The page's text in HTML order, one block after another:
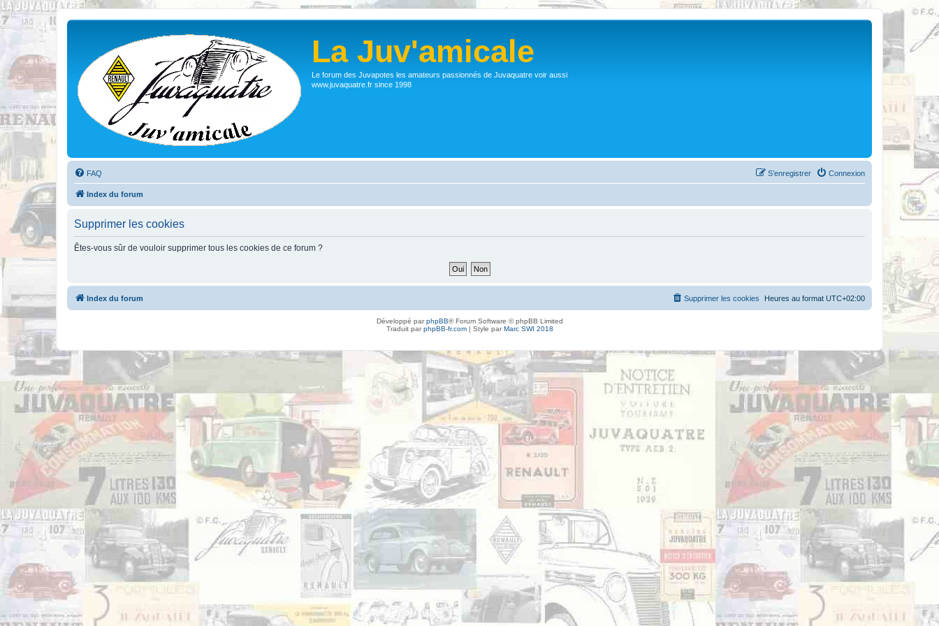
La Juv'amicale
Le forum des Juvapotes les amateurs passionnés de Juvaquatre voir aussi
www.juvaquatre.fr since 1998
FAQ Connexion
S’enregistrer
Index du forum
Supprimer les cookies
Êtes-vous sûr de vouloir supprimer tous les cookies de ce forum ?
Index du forum Heures au format UTC+02:00
Supprimer les cookies
Développé parphpBB® Forum Software © phpBB Limited
Traduit parphpBB-fr.com| Style parMarc SWI 2018